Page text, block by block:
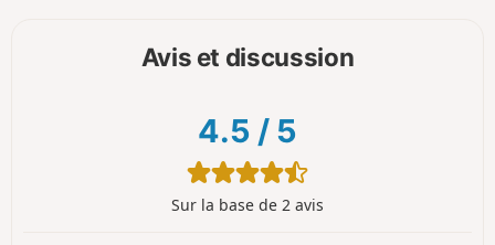
Avis et discussion
4.5 / 5
Sur la base de 2 avis